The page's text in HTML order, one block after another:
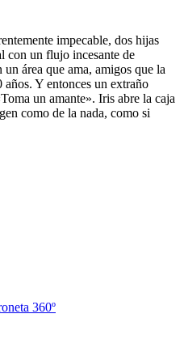
impecable, dos hijas
con un flujo incesante de
área que ama, amigos que la
Y entonces un extraño
un amante». Iris abre la caja
como de la nada, como si
360º